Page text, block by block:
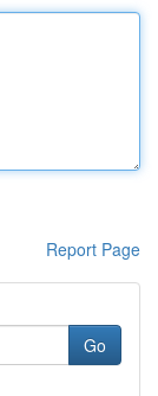
Report Page
Go